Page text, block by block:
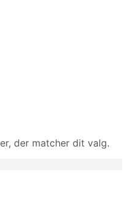
der matcher dit valg.